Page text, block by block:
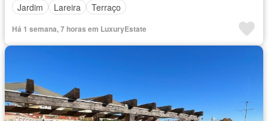
Jardim
Lareira Terraço
Há 1 semana, 7 horas em LuxuryEstate